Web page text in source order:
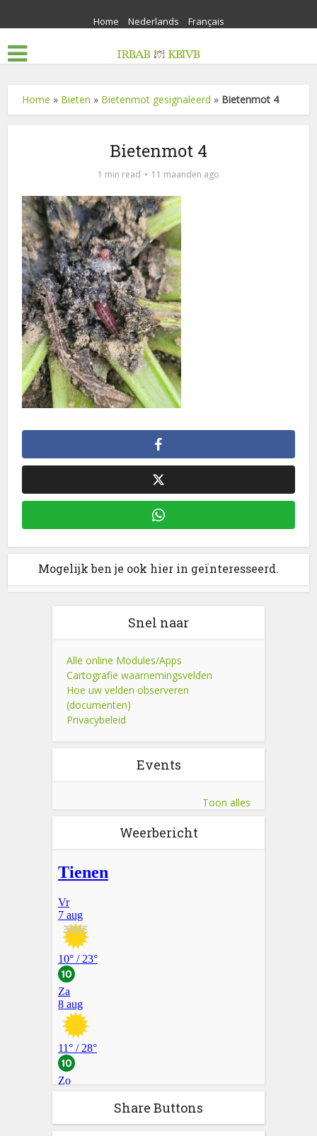
Home Nederlands Français
Home » Bieten » Bietenmot gesignaleerd » Bietenmot 4
Bietenmot 4
1 min read 11 maanden ago
Mogelijk ben je ook hier in geïnteresseerd.
Snel naar
Alle online Modules/Apps
Cartografie waarnemingsvelden
Hoe uw velden observeren
(documenten)
Privacybeleid
Events
Toon alles
Weerbericht
Share Buttons